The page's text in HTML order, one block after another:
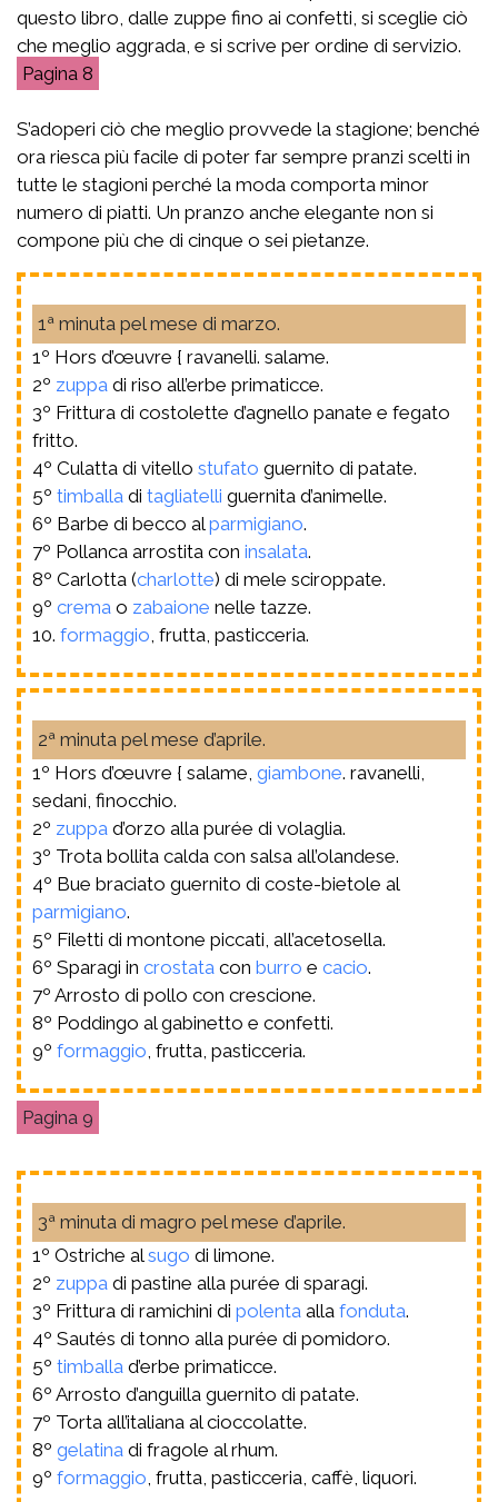
questo libro, dalle zuppe fino ai confetti, si sceglie ciò
che meglio aggrada, e si scrive per ordine di servizio.
8
S’adoperi ciò che meglio provvede la stagione; benché
ora riesca più facile di poter far sempre pranzi scelti in
tutte le stagioni perché la moda comporta minor
numero di piatti. Un pranzo anche elegante non si
compone più che di cinque o sei pietanze.
1ª minuta pel mese di marzo.
1º Hors d’œuvre { ravanelli. salame.
2º zuppa di riso all’erbe primaticce.
3º Frittura di costolette d’agnello panate e fegato
fritto.
4º Culatta di vitello stufato guernito di patate.
5º timballa di tagliatelli guernita d’animelle.
6º Barbe di becco alparmigiano.
7º Pollanca arrostita con insalata.
8º Carlotta (charlotte) di mele sciroppate.
9º crema o zabaione nelle tazze.
10. formaggio , frutta, pasticceria.
2ª minuta pel mese d’aprile.
1º Hors d’œuvre { salame, giambone. ravanelli,
sedani, finocchio.
2º zuppa d’orzo alla purée di volaglia.
3º Trota bollita calda con salsa all’olandese.
4º Bue braciato guernito di coste-bietole al
parmigiano.
5º Filetti di montone piccati, all’acetosella.
6º Sparagi in crostata con burro e cacio.
7º Arrosto di pollo con crescione.
8º Poddingo al gabinetto e confetti.
9º formaggio , frutta, pasticceria.
9
3ª minuta di magro pel mese d’aprile.
1º Ostriche alsugo di limone.
2º zuppa di pastine alla purée di sparagi.
3º Frittura di ramichini di polenta alla fonduta.
4º Sautés di tonno alla purée di pomidoro.
5º timballa d’erbe primaticce.
6º Arrosto d’anguilla guernito di patate.
7º Torta all’italiana al cioccolatte.
8º gelatina di fragole al rhum.
9º formaggio , frutta, pasticceria, caffè, liquori.